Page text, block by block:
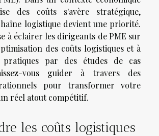
des coûts s'avère stratégique,
logistique devient une priorité.
à éclairer les dirigeants de PME sur
des coûts logistiques et à
par des études de cas
vous guider à travers des
pour transformer votre
réel atout compétitif.
les coûts logistiques